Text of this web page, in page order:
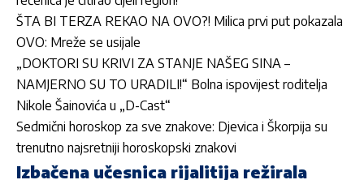
ŠTA BI TERZA REKAO NA OVO?! Milica prvi put pokazala
OVO: Mreže se usijale
„DOKTORI SU KRIVI ZA STANJE NAŠEG SINA –
NAMJERNO SU TO URADILI!“ Bolna ispovijest roditelja
Nikole Šainovića u „D-Cast“
Sedmični horoskop za sve znakove: Djevica i Škorpija su
trenutno najsretniji horoskopski znakovi
Izbačena učesnica rijalitija režirala